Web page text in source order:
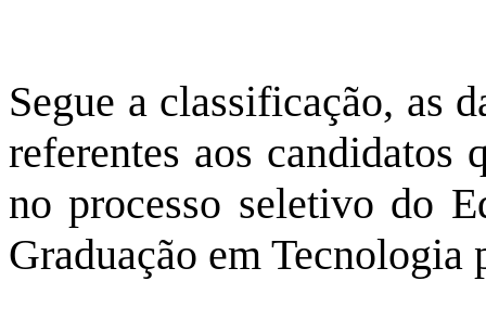
Segue a classificação, as
referentes aos candidatos
no processo seletivo do
Graduação em